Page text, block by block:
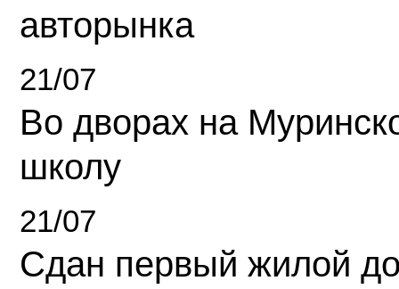
авторынка
21/07
Во дворах на
школу
21/07
Сдан первый жилой